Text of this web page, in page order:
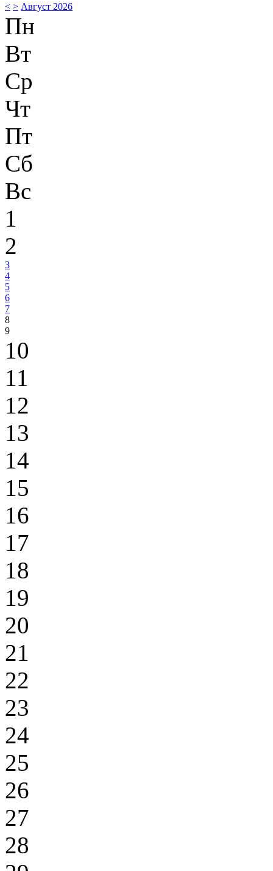
< > Август 2026
Пн
Вт
Ср
Чт
Пт
Сб
Вс
1
2
3
4
5
6
7
8
9
10
11
12
13
14
15
16
17
18
19
20
21
22
23
24
25
26
27
28